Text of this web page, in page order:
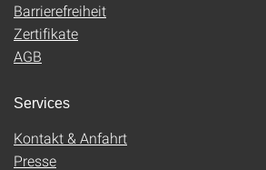
Barrierefreiheit
Zertifikate
AGB
Services
Kontakt & Anfahrt
Presse